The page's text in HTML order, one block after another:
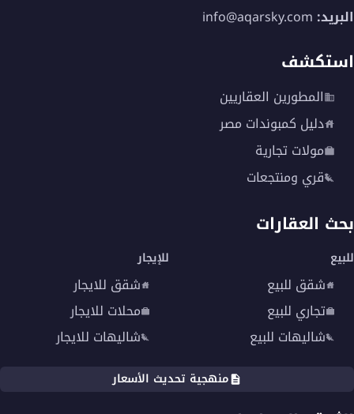
البريد: info@aqarsky.com
استكشف
المطورين العقاريين
دليل كمبوندات مصر
مولات تجارية
قري ومنتجعات
بحث العقارات
للبيع
شقق للبيع
تجاري للبيع
شاليهات للبيع
للإيجار
شقق للايجار
محلات للايجار
شاليهات للايجار
منهجية تحديث الأسعار